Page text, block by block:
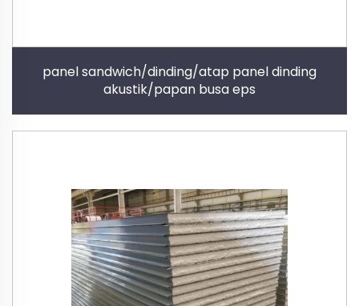
panel sandwich/dinding/atap panel dinding
akustik/papan busa eps